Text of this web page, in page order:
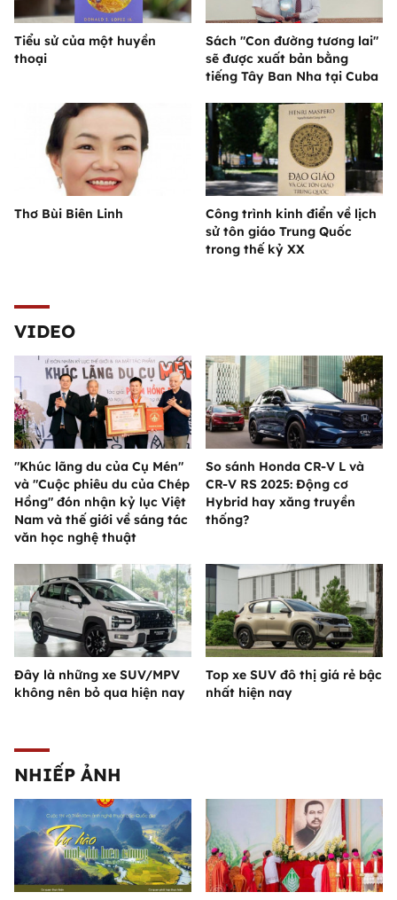
Tiểu sử của một huyền
thoại
Sách "Con đường tương lai"
sẽ được xuất bản bằng
tiếng Tây Ban Nha tại Cuba
Thơ Bùi Biên Linh
Công trình kinh điển về lịch
sử tôn giáo Trung Quốc
trong thế kỷ XX
VIDEO
"Khúc lãng du của Cụ Mén"
và "Cuộc phiêu du của Chép
Hồng" đón nhận kỷ lục Việt
Nam và thế giới về sáng tác
văn học nghệ thuật
So sánh Honda CR-V L và
CR-V RS 2025: Động cơ
Hybrid hay xăng truyền
thống?
Đây là những xe SUV/MPV
không nên bỏ qua hiện nay
Top xe SUV đô thị giá rẻ bậc
nhất hiện nay
NHIẾP ẢNH